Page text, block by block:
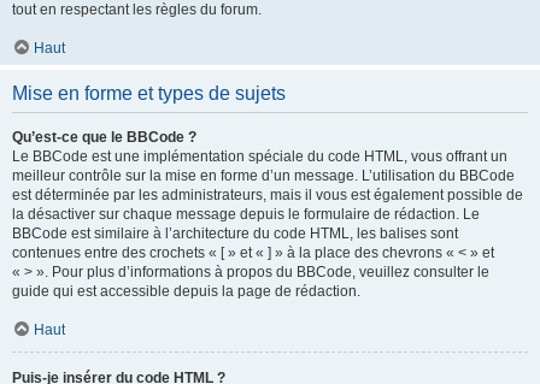
tout en respectant les règles du forum.
Haut
Mise en forme et types de sujets
Qu’est-ce que le BBCode ?
Le BBCode est une implémentation spéciale du code HTML, vous offrant un
meilleur contrôle sur la mise en forme d’un message. L’utilisation du BBCode
est déterminée par les administrateurs, mais il vous est également possible de
la désactiver sur chaque message depuis le formulaire de rédaction. Le
BBCode est similaire à l’architecture du code HTML, les balises sont
contenues entre des crochets « [ » et « ] » à la place des chevrons « < » et
« > ». Pour plus d’informations à propos du BBCode, veuillez consulter le
guide qui est accessible depuis la page de rédaction.
Haut
Puis-je insérer du code HTML ?